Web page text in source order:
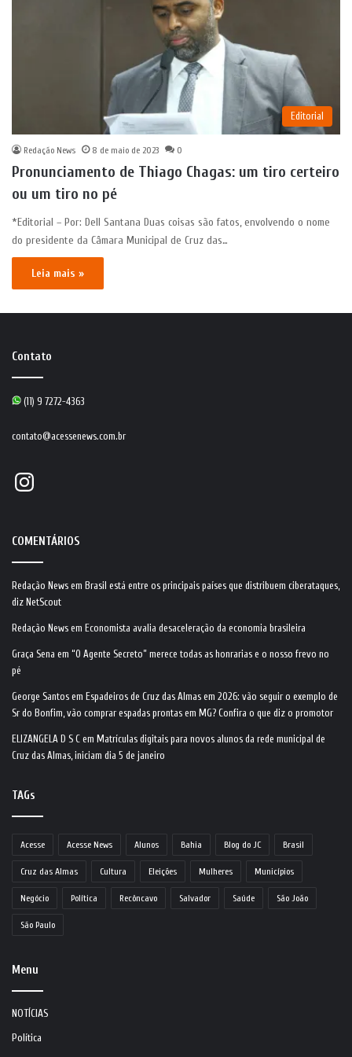
Editorial
Redação News 8 de maio de 2023 0
Pronunciamento de Thiago Chagas: um tiro certeiro
ou um tiro no pé
*Editorial – Por: Dell Santana Duas coisas são fatos, envolvendo o nome
do presidente da Câmara Municipal de Cruz das…
Leia mais »
Contato
(11) 9 7272-4363
contato@acessenews.com.br
Instagram
COMENTÁRIOS
Redação News em Brasil está entre os principais países que distribuem ciberataques,
diz NetScout
Redação News em Economista avalia desaceleração da economia brasileira
Graça Sena em “O Agente Secreto” merece todas as honrarias e o nosso frevo no
pé
George Santos em Espadeiros de Cruz das Almas em 2026: vão seguir o exemplo de
Sr do Bonfim, vão comprar espadas prontas em MG? Confira o que diz o promotor
ELIZANGELA D S C em Matrículas digitais para novos alunos da rede municipal de
Cruz das Almas, iniciam dia 5 de janeiro
TAGs
Acesse Acesse News Alunos Bahia Blog do JC Brasil
Cruz das Almas Cultura Eleições Mulheres Municípios
Negócio Política Recôncavo Salvador Saúde São João
São Paulo
Menu
NOTÍCIAS
Política